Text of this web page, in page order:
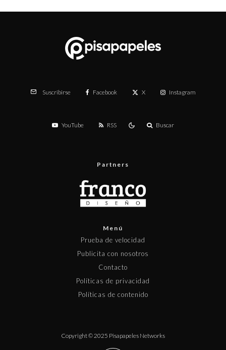
Suscribirse Facebook X Instagram
YouTube RSS Buscar
Partners
Menú
Prueba de velocidad
Publicita con nosotros
Contacto
Políticas de privacidad
Políticas de contenido
Copyright © 2025 Pisapapeles Networks